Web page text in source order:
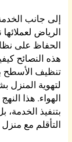
إلى جانب
الرياض
الحفاظ على
هذه النصائح
تنظيف الأسطح
لتهوية المنزل
الهواء. هذا
بتنفيذ الخدمة،
التأقلم مع